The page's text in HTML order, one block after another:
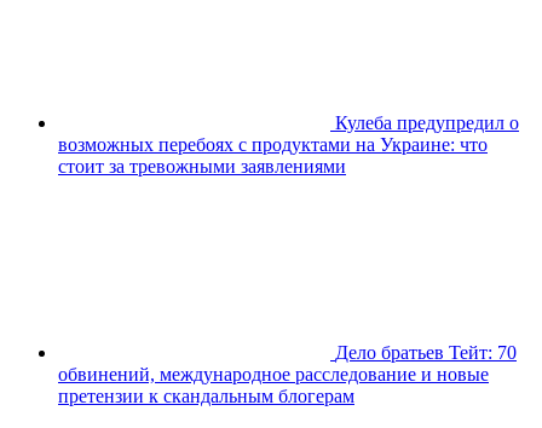
Кулеба предупредил о
возможных перебоях с продуктами на Украине: что
стоит за тревожными заявлениями
Дело братьев Тейт: 70
обвинений, международное расследование и новые
претензии к скандальным блогерам